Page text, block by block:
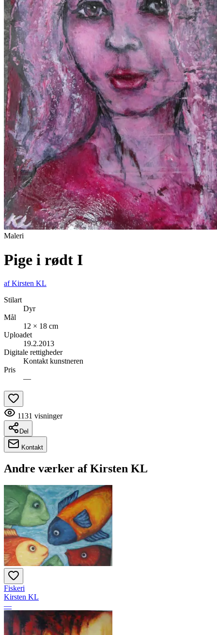
Maleri
Pige i rødt I
afKirsten KL
Stilart
Dyr
Mål
12 × 18 cm
Uploadet
19.2.2013
Digitale rettigheder
Kontakt kunstneren
Pris
—
1131 visninger
Del
Kontakt
Andre værker afKirsten KL
Fiskeri
Kirsten KL
—